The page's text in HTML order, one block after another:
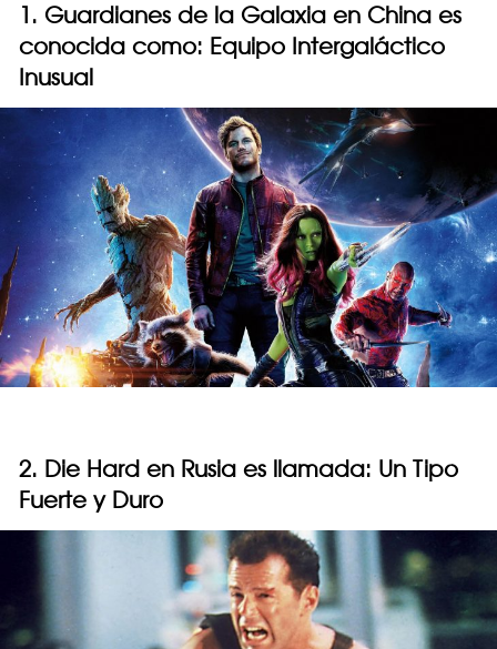
1. Guardianes de la Galaxia en China es
conocida como: Equipo Intergaláctico
Inusual
2. Die Hard en Rusia es llamada: Un Tipo
Fuerte y Duro